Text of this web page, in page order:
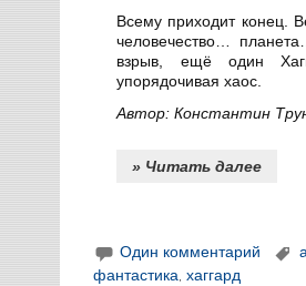
Всему приходит конец.
человечество…
взрыв, ещё один
упорядочивая хаос.
Автор: Константин
» Читать далее
Один комментарий
фантастика ,хаггард